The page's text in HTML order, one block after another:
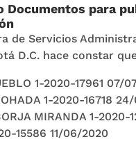
Documentos para
de Servicios
D.C. hace constar
1-2020-17961 07/
1-2020-16718
MIRANDA 1-2020-
15586 11/06/2020